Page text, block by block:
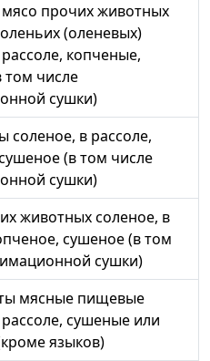
прочих животных
(оленевых)
копченые,
числе
сушки)
соленое, в рассоле,
(в том числе
сушки)
животных соленое, в
сушеное (в том
сушки)
мясные пищевые
сушеные или
языков)